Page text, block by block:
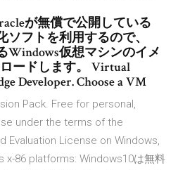
が無償で公開している
フトを利用するので、
Windows仮想マシンのイメ
ードします。 Virtual
Developer. Choose a VM
Pack. Free for personal,
under the terms of the
Evaluation License on Windows,
x-86 platforms: Windows10は無料